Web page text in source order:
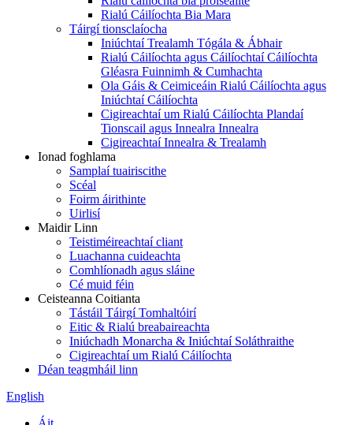
Rialú Cáilíochta Bia Mara
Táirgí tionsclaíocha
Iniúchtaí Trealamh Tógála & Ábhair
Rialú Cáilíochta agus Cáilíochtaí Cáilíochta
Gléasra Fuinnimh & Cumhachta
Ola Gáis & Ceimiceáin Rialú Cáilíochta agus
Iniúchtaí Cáilíochta
Cigireachtaí um Rialú Cáilíochta Plandaí
Tionscail agus Innealra Innealra
Cigireachtaí Innealra & Trealamh
Ionad foghlama
Samplaí tuairiscithe
Scéal
Foirm áirithinte
Uirlisí
Maidir Linn
Teistiméireachtaí cliant
Luachanna cuideachta
Comhlíonadh agus sláine
Cé muid féin
Ceisteanna Coitianta
Tástáil Táirgí Tomhaltóirí
Eitic & Rialú breabaireachta
Iniúchadh Monarcha & Iniúchtaí Soláthraithe
Cigireachtaí um Rialú Cáilíochta
Déan teagmháil linn
English